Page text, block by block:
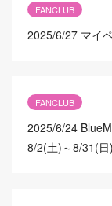
FANCLUB
2025/6/27 マイ
FANCLUB
2025/6/24
8/2(土)～8/31(日)